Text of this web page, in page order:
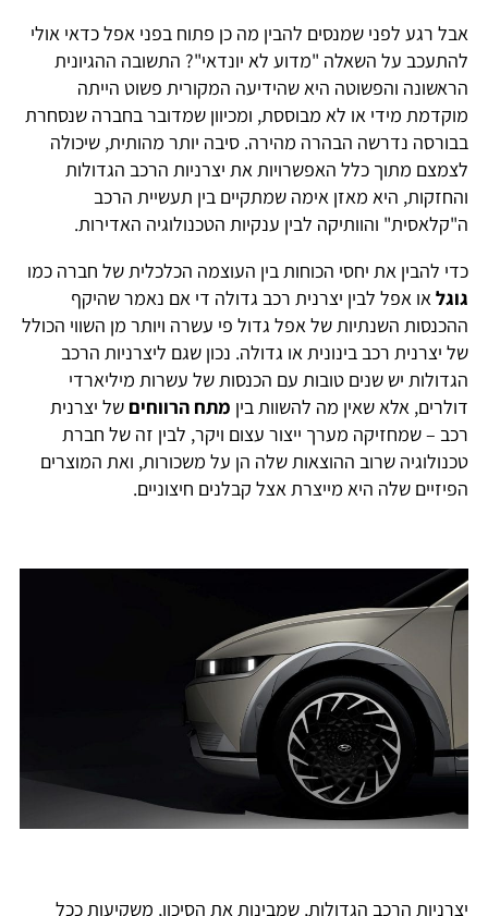
אבל רגע לפני שמנסים להבין מה כן פתוח בפני אפל כדאי אולי
להתעכב על השאלה "מדוע לא יונדאי"? התשובה ההגיונית
הראשונה והפשוטה היא שהידיעה המקורית פשוט הייתה
מוקדמת מידי או לא מבוססת, ומכיוון שמדובר בחברה שנסחרת
בבורסה נדרשה הבהרה מהירה. סיבה יותר מהותית, שיכולה
לצמצם מתוך כלל האפשרויות את יצרניות הרכב הגדולות
והחזקות, היא מאזן אימה שמתקיים בין תעשיית הרכב
ה"קלאסית" והוותיקה לבין ענקיות הטכנולוגיה האדירות.
כדי להבין את יחסי הכוחות בין העוצמה הכלכלית של חברה כמו
גוגל או אפל לבין יצרנית רכב גדולה די אם נאמר שהיקף
ההכנסות השנתיות של אפל גדול פי עשרה ויותר מן השווי הכולל
של יצרנית רכב בינונית או גדולה. נכון שגם ליצרניות הרכב
הגדולות יש שנים טובות עם הכנסות של עשרות מיליארדי
דולרים, אלא שאין מה להשוות בין מתח הרווחים של יצרנית
רכב – שמחזיקה מערך ייצור עצום ויקר, לבין זה של חברת
טכנולוגיה שרוב ההוצאות שלה הן על משכורות, ואת המוצרים
הפיזיים שלה היא מייצרת אצל קבלנים חיצוניים.
יצרניות הרכב הגדולות, שמבינות את הסיכון, משקיעות ככל